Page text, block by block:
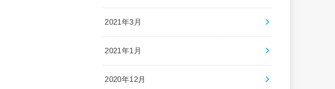
2021年3月
2021年1月
2020年12月